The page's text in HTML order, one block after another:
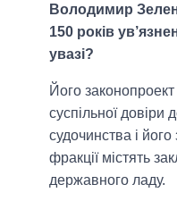
Володимир
150 років
увазі?
Його
суспільної довіри
судочинства і
фракції містять
державного ладу.